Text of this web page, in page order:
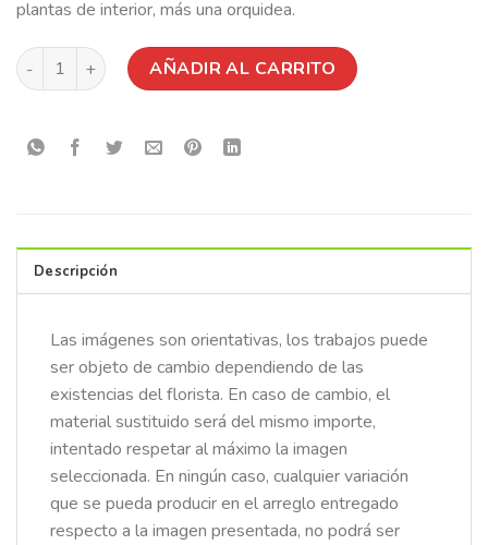
plantas de interior, más una orquidea.
Cesta Decorativa Grande cantidad
AÑADIR AL CARRITO
Descripción
Las imágenes son orientativas, los trabajos puede
ser objeto de cambio dependiendo de las
existencias del florista. En caso de cambio, el
material sustituido será del mismo importe,
intentado respetar al máximo la imagen
seleccionada. En ningún caso, cualquier variación
que se pueda producir en el arreglo entregado
respecto a la imagen presentada, no podrá ser